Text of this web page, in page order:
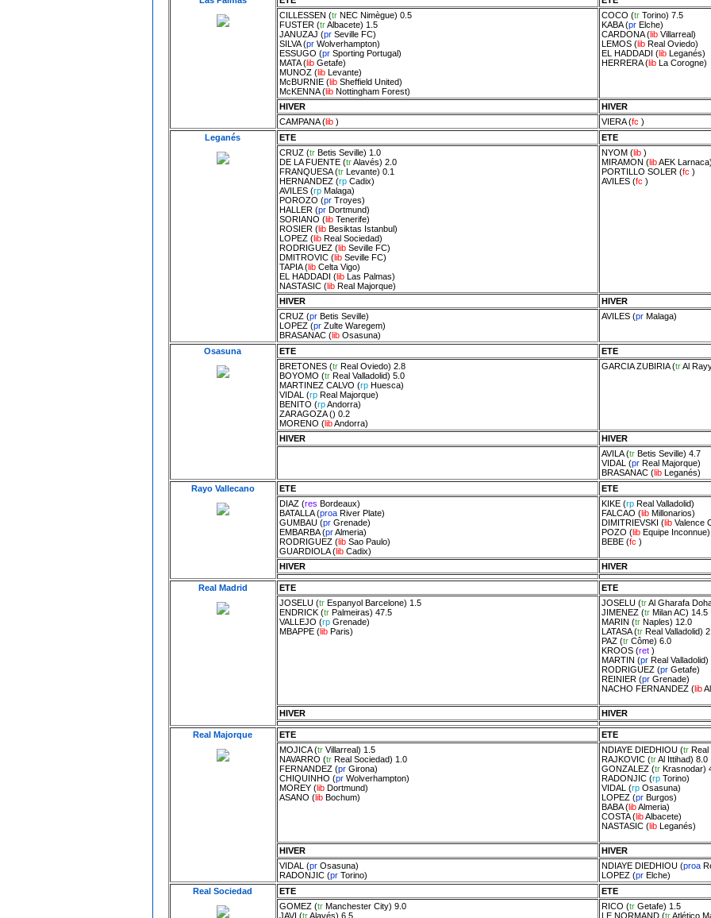
CILLESSEN (tr NEC Nimègue) 0.5
FUSTER(trAlbacete) 1.5
JANUZAJ (pr Seville FC)
SILVA(pr Wolverhampton)
ESSUGO (pr Sporting Portugal)
MATA(lib Getafe)
MUNOZ(lib Levante)
McBURNIE(lib Sheffield United)
McKENNA(lib Nottingham Forest)
COCO (tr Torino) 7.5
KABA(pr Elche)
CARDONA(lib Villarreal)
LEMOS(lib Real Oviedo)
EL HADDADI (lib Leganés)
HERRERA(lib La Corogne)
HIVER
HIVER
CAMPANA(lib ) VIERA(fc )
Leganés
ETE
ETE
CRUZ(tr Betis Seville) 1.0
DE LA FUENTE(trAlavés) 2.0
FRANQUESA(tr Levante) 0.1
HERNANDEZ(rp Cadix)
AVILES(rp Malaga)
POROZO (pr Troyes)
HALLER(pr Dortmund)
SORIANO (lib Tenerife)
ROSIER(lib Besiktas Istanbul)
LOPEZ(lib Real Sociedad)
RODRIGUEZ(lib Seville FC)
DMITROVIC(lib Seville FC)
TAPIA(lib Celta Vigo)
EL HADDADI (lib Las Palmas)
NASTASIC(lib Real Majorque)
NYOM(lib )
MIRAMON (libAEK Larnaca)
PORTILLO SOLER(fc )
AVILES(fc )
HIVER
HIVER
CRUZ(pr Betis Seville)
LOPEZ(pr Zulte Waregem)
BRASANAC(lib Osasuna)
AVILES(pr Malaga)
Osasuna ETE
ETE
BRETONES(tr Real Oviedo) 2.8
BOYOMO (tr Real Valladolid) 5.0
MARTINEZ CALVO (rp Huesca)
VIDAL (rp Real Majorque)
BENITO (rpAndorra)
ZARAGOZA() 0.2
MORENO (libAndorra)
GARCIA ZUBIRIA(trAl
HIVER
HIVER
AVILA(tr Betis Seville) 4.7
VIDAL (pr Real Majorque)
BRASANAC(lib Leganés)
Rayo Vallecano
ETE
ETE
DIAZ(res Bordeaux)
BATALLA(proa River Plate)
GUMBAU(pr Grenade)
EMBARBA(prAlmeria)
RODRIGUEZ(lib Sao Paulo)
GUARDIOLA(lib Cadix)
KIKE(rp Real Valladolid)
FALCAO (lib Millonarios)
DIMITRIEVSKI (lib Valence
POZO (lib Equipe Inconnue)
BEBE(fc )
HIVER HIVER
Real Madrid ETE
ETE
JOSELU(tr Espanyol Barcelone) 1.5
ENDRICK(tr Palmeiras) 47.5
VALLEJO (rp Grenade)
MBAPPE(lib Paris)
JOSELU(trAl Gharafa
JIMENEZ(tr Milan AC) 14.5
MARIN (tr Naples) 12.0
LATASA(tr Real Valladolid)
PAZ(tr Côme) 6.0
KROOS(ret )
MARTIN (pr Real Valladolid)
RODRIGUEZ(pr Getafe)
REINIER(pr Grenade)
NACHO FERNANDEZ(lib
HIVER HIVER
Real Majorque ETE
ETE
MOJICA(tr Villarreal) 1.5
NAVARRO (tr Real Sociedad) 1.0
FERNANDEZ(pr Girona)
CHIQUINHO (pr Wolverhampton)
MOREY(lib Dortmund)
ASANO (lib Bochum)
NDIAYE DIEDHIOU(tr Real
RAJKOVIC(trAl Ittihad) 8.0
GONZALEZ(tr Krasnodar)
RADONJIC(rp Torino)
VIDAL (rp Osasuna)
LOPEZ(pr Burgos)
BABA(libAlmeria)
COSTA(libAlbacete)
NASTASIC(lib Leganés)
HIVER
HIVER
VIDAL (pr Osasuna)
RADONJIC(pr Torino)
NDIAYE DIEDHIOU(proa
LOPEZ(pr Elche)
Real Sociedad
ETE
ETE
GOMEZ(tr Manchester City) 9.0
JAVI (trAlavés) 6.5
RICO (tr Getafe) 1.5
LE NORMAND(trAtlético